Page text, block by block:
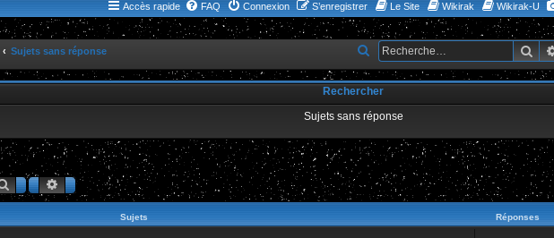
Accès rapide FAQ Connexion S’enregistrer Le Site Wikirak Wikirak-U
Sujets sans réponse
e
c
h
e
r
h
e
Rechercher
Sujets sans réponse
RechercherRecherche avancée
Sujets Réponses